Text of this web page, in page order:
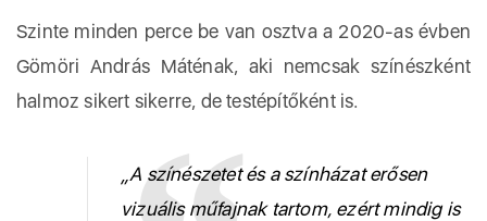
Szinte minden perce be van osztva a 2020-as évben
Gömöri András Máténak, aki nemcsak színészként
halmoz sikert sikerre, de testépítőként is.
„A színészetet és a színházat erősen
vizuális műfajnak tartom, ezért mindig is